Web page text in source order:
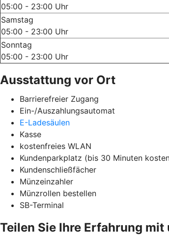
05:00 - 23:00 Uhr
Samstag
05:00 - 23:00 Uhr
Sonntag
05:00 - 23:00 Uhr
Ausstattung vor Ort
Barrierefreier Zugang
Ein-/Auszahlungsautomat
E-Ladesäulen
Kasse
kostenfreies WLAN
Kundenparkplatz (bis 30 Minuten
Kundenschließfächer
Münzeinzahler
Münzrollen bestellen
SB-Terminal
Teilen Sie Ihre Erfahrung mit